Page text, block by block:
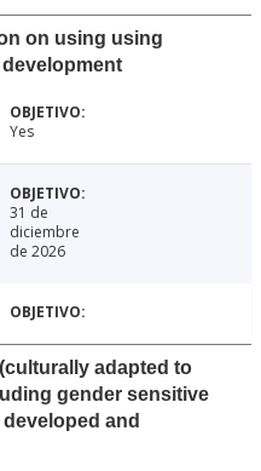
on using using
Yes
31 de
diciembre
de 2026
adapted to
gender sensitive
and